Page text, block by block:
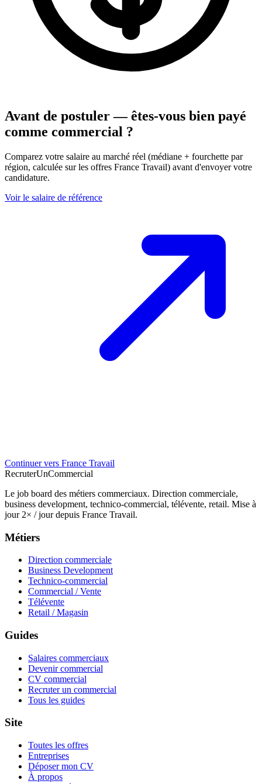
Avant de postuler — êtes-vous bien payé
comme commercial ?
Comparez votre salaire au marché réel (médiane + fourchette par
région, calculée sur les offres France Travail) avant d'envoyer votre
candidature.
Voir le salaire de référence
Continuer vers France Travail
RecruterUnCommercial
Le job board des métiers commerciaux. Direction commerciale,
business development, technico-commercial, télévente, retail. Mise à
jour 2× / jour depuis France Travail.
Métiers
Direction commerciale
Business Development
Technico-commercial
Commercial / Vente
Télévente
Retail / Magasin
Guides
Salaires commerciaux
Devenir commercial
CV commercial
Recruter un commercial
Tous les guides
Site
Toutes les offres
Entreprises
Déposer mon CV
À propos